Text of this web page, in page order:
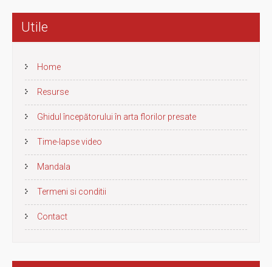
Utile
Home
Resurse
Ghidul începătorului în arta florilor presate
Time-lapse video
Mandala
Termeni si conditii
Contact